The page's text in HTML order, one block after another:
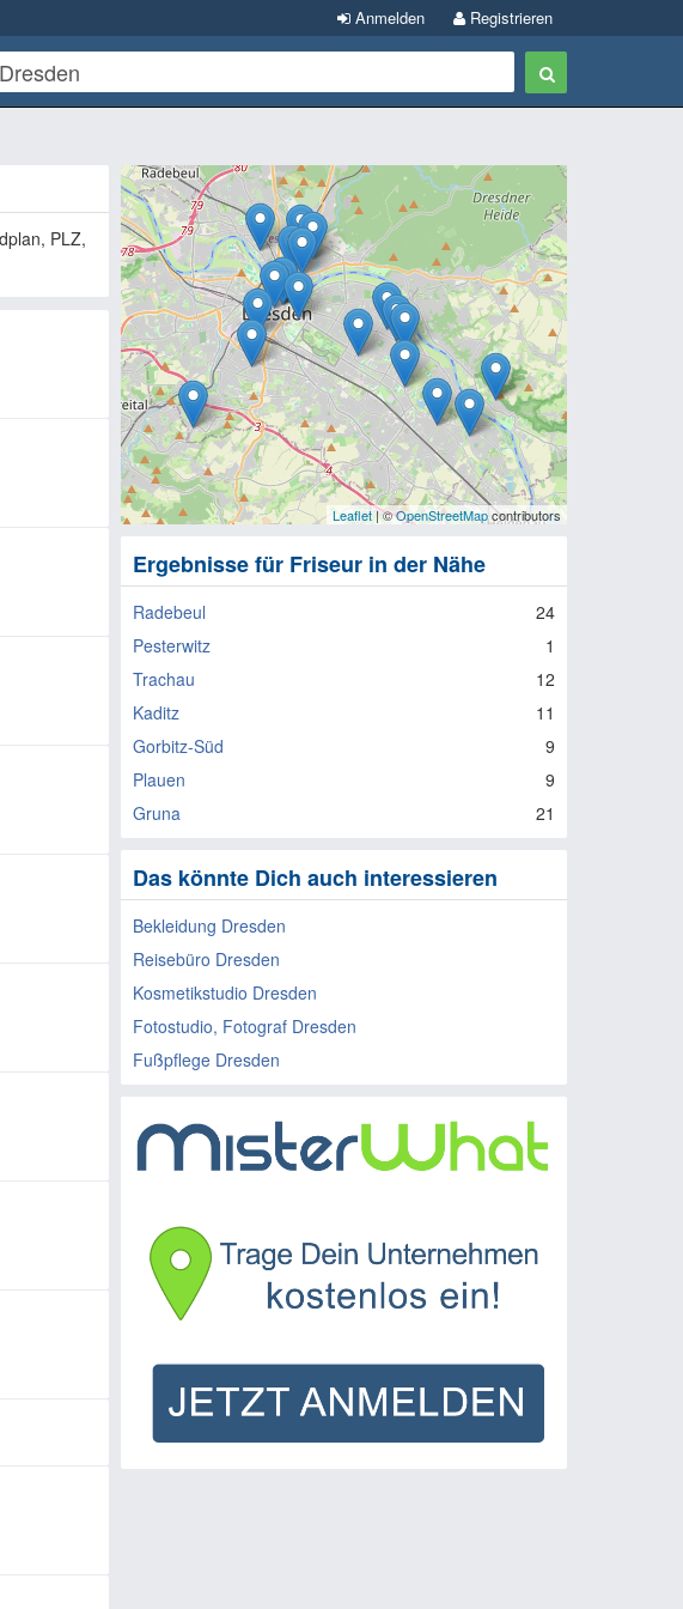
Registrieren
Anmelden
PLZ,
Leaflet| ©OpenStreetMapcontributors
Ergebnisse für Friseur in der Nähe
Radebeul
24
Pesterwitz
1
Trachau
12
Kaditz
11
Gorbitz-Süd
9
Plauen
9
Gruna
21
Das könnte Dich auch interessieren
Bekleidung Dresden
Reisebüro Dresden
Kosmetikstudio Dresden
Fotostudio, Fotograf Dresden
Fußpflege Dresden